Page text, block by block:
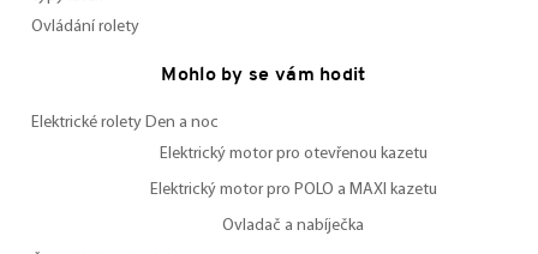
Ovládání rolety
Mohlo by se vám hodit
Elektrické rolety Den a noc
Elektrický motor pro otevřenou kazetu
Elektrický motor pro POLO a MAXI kazetu
Ovladač a nabíječka